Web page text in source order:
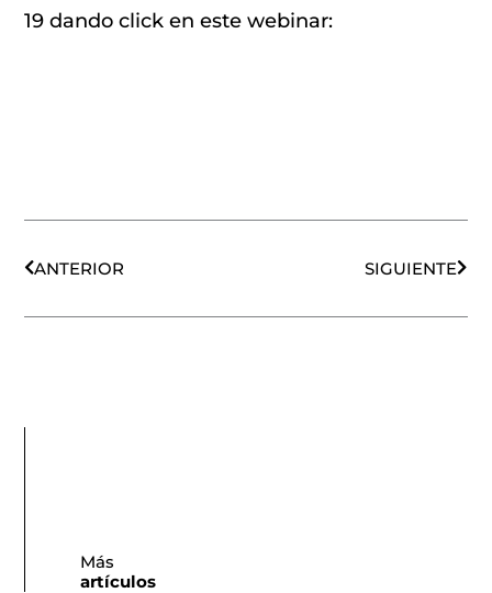
19 dando click en este webinar:
ANTERIOR
SIGUIENTE
Más
artículos